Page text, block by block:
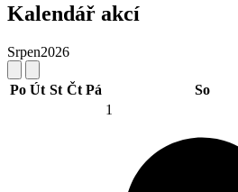
Kalendář akcí
Srpen2026
Po Út St Čt Pá So
1